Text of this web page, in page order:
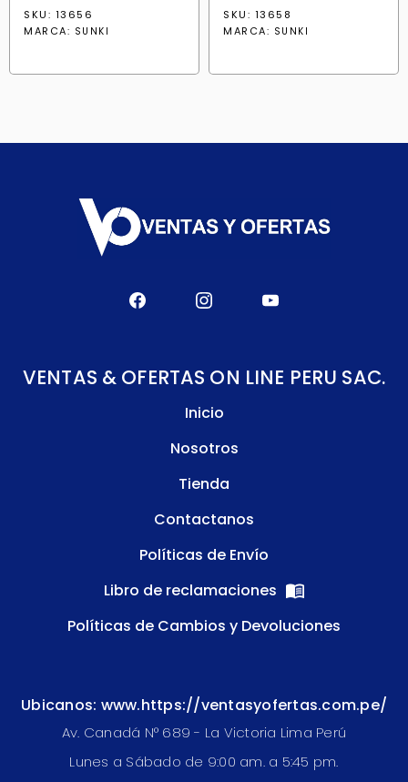
SKU: 13656
MARCA: SUNKI
SKU: 13658
MARCA: SUNKI
VENTAS & OFERTAS ON LINE PERU SAC.
Inicio
Nosotros
Tienda
Contactanos
Políticas de Envío
Libro de reclamaciones
Políticas de Cambios y Devoluciones
Ubicanos: www.https://ventasyofertas.com.pe/
Av. Canadá N° 689 - La Victoria Lima Perú
Lunes a Sábado de 9:00 am. a 5:45 pm.